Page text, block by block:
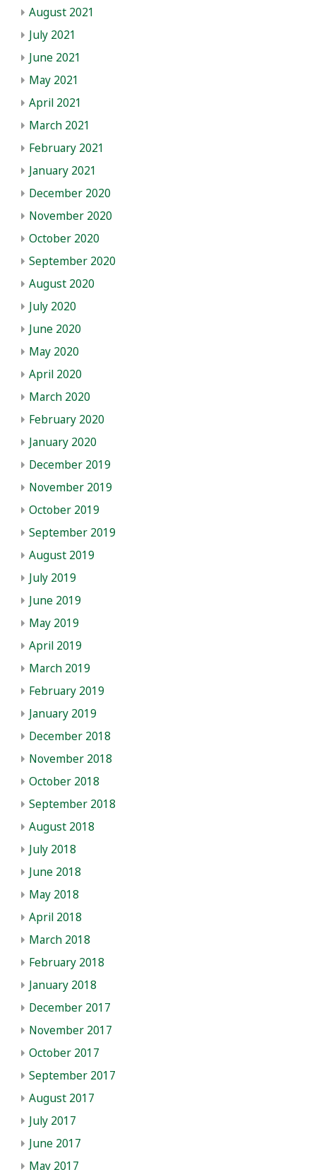
August 2021
July 2021
June 2021
May 2021
April 2021
March 2021
February 2021
January 2021
December 2020
November 2020
October 2020
September 2020
August 2020
July 2020
June 2020
May 2020
April 2020
March 2020
February 2020
January 2020
December 2019
November 2019
October 2019
September 2019
August 2019
July 2019
June 2019
May 2019
April 2019
March 2019
February 2019
January 2019
December 2018
November 2018
October 2018
September 2018
August 2018
July 2018
June 2018
May 2018
April 2018
March 2018
February 2018
January 2018
December 2017
November 2017
October 2017
September 2017
August 2017
July 2017
June 2017
May 2017